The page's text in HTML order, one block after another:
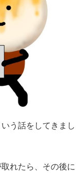
う話をしてきまし
れたら、その後に